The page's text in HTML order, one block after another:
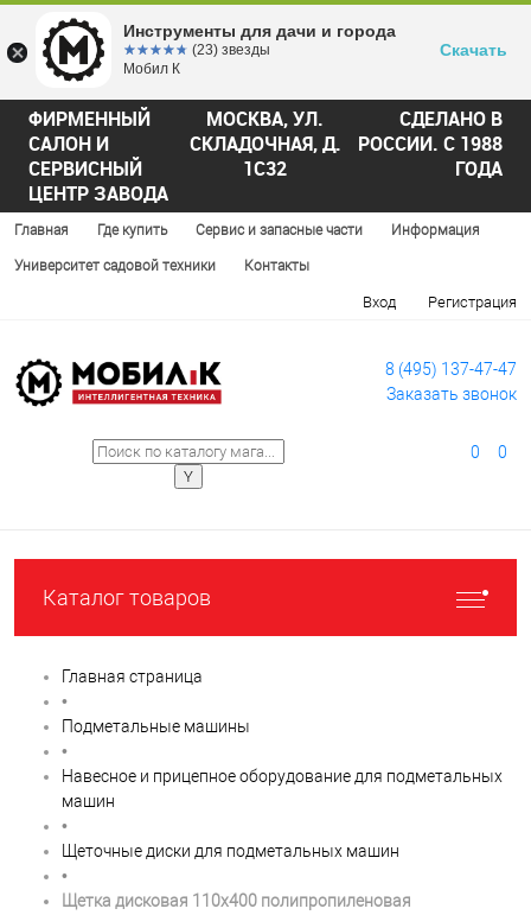
ФИРМЕННЫЙ
САЛОН И
СЕРВИСНЫЙ
ЦЕНТР ЗАВОДА
МОСКВА, УЛ.
СКЛАДОЧНАЯ, Д.
1С32
СДЕЛАНО В
РОССИИ. С 1988
ГОДА
Главная Где купить Сервис и запасные части Информация
Университет садовой техники Контакты
Вход Регистрация
8 (495) 137-47-47
Заказать звонок
0 0
Каталог товаров
Главная страница
•
Подметальные машины
•
Навесное и прицепное оборудование для подметальных
машин
•
Щеточные диски для подметальных машин
•
Щетка дисковая 110х400 полипропиленовая
Инструменты для дачи и города
☆☆☆☆☆
★★★★★ (23) звезды
Мобил К
Скачать